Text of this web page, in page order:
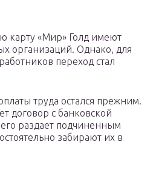
карту «Мир» Голд имеют
организаций. Однако, для
переход стал
труда остался прежним.
договор с банковской
раздает подчиненным
забирают их в